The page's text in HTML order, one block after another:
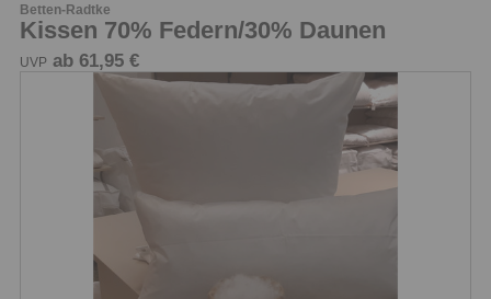
Betten-Radtke
Kissen 70% Federn/30% Daunen
UVP ab 61,95 €